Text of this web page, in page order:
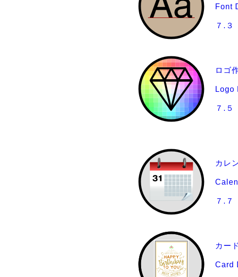
Font
７.３
ロゴ
Logo
７.５
カレ
７.７
カー
Card